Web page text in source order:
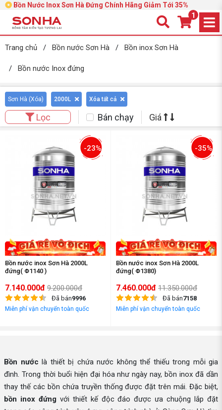
Bồn Nước Inox Sơn Hà Đứng Chính Hãng Giảm Tới 35%
1
Trang chủ / Bồn nước Sơn Hà / Bồn inox Sơn Hà
/ Bồn nước Inox đứng
Sơn Hà (Xóa) 2000L Xóa tất cả
Lọc Bán chạy Giá
-23%
Bồn nước inox Sơn Hà 2000L
đứng( Φ1140 )
7.140.000đ 9.200.000đ
Đã bán9996
Miễn phí vận chuyển toàn quốc
-35%
Bồn nước inox Sơn Hà 2000L
đứng( Φ1380)
7.460.000đ 11.350.000đ
Đã bán7158
Miễn phí vận chuyển toàn quốc
Bồn nước là thiết bị chứa nước không thể thiếu trong mỗi gia
đình. Trong thời buổi hiện đại hóa như ngày nay, bồn inox đã dần
thay thế các bồn chứa truyền thống được đặt trên mái. Đặc biệt,
bồn inox đứngvới thiết kế độc đáo được ưa chuộng lắp đặt